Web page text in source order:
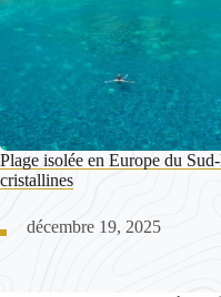
Plage isolée en Europe du
cristallines
décembre 19, 2025